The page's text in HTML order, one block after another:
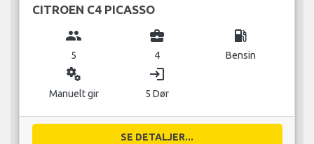
CITROEN C4 PICASSO
group
5
business_center
4
local_gas_station
Bensin
miscellaneous_services
Manuelt gir
login
5 Dør
SE DETALJER...